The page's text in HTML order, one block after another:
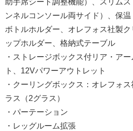
助手席シート調整機能）、スリム
ンネルコンソール両サイド）、保温
ボトルホルダー、オレフォス社製
ップホルダー、格納式テーブル
・ストレージボックス付リア・ア
ト、12Vパワーアウトレット
・クーリングボックス：オレフォ
ラス（2グラス）
・パーテーション
・レッグルーム拡張